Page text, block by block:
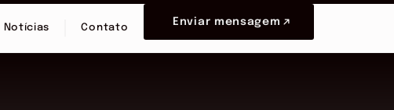
Notícias Contato
Enviar mensagem